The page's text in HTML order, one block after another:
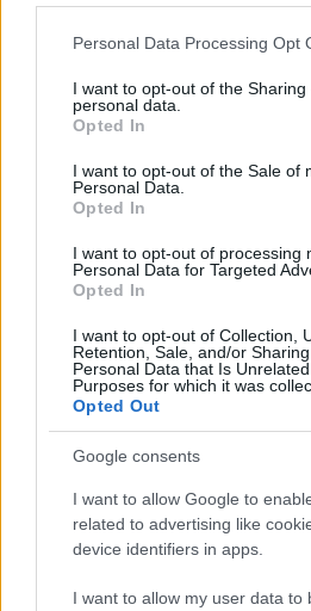
Please note that this website/app
not limited to your visit or usage
grant or deny consent to Google
use your data for below specified
consent section.
Personal Data Processing Opt
I want to opt-out of the Sharing
personal data.
Opted In
I want to opt-out of the Sale of
Personal Data.
Opted In
I want to opt-out of processing
Personal Data for Targeted
Opted In
I want to opt-out of Collection,
Retention, Sale, and/or
Personal Data that Is
Purposes for which it was
Opted Out
Google consents
I want to allow Google to
related to advertising like
device identifiers in apps.
I want to allow my user data to
provvisorio a La
Allarme truffe a
bussano alle porte
Notre-Dame de Paris
al Molo Brin è un
NECROLOGIE
Mario Malu